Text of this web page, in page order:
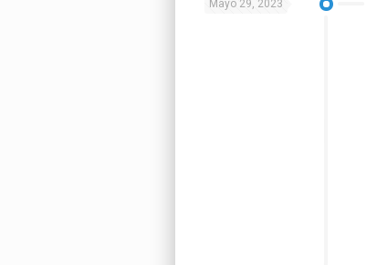
Mayo 29, 2023